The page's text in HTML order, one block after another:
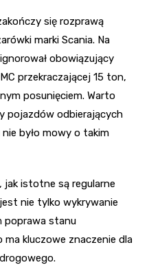
się rozprawą
marki Scania. Na
obowiązujący
przekraczającej 15 ton,
posunięciem. Warto
pojazdów odbierających
było mowy o takim
jak istotne są regularne
nie tylko wykrywanie
poprawa stanu
kluczowe znaczenie dla